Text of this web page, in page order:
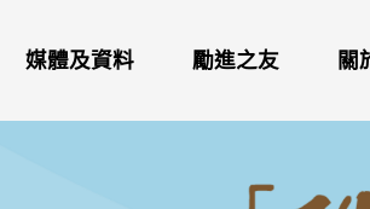
媒體及資料 勵進之友 關